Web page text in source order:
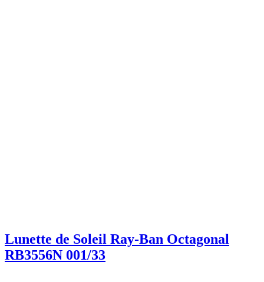
Lunette de Soleil Ray-Ban Octagonal
RB3556N 001/33